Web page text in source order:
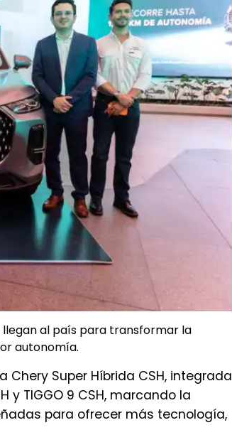
llegan al país para transformar la
autonomía.
Super Híbrida CSH, integrada
y TIGGO 9 CSH, marcando la
para ofrecer más tecnología,